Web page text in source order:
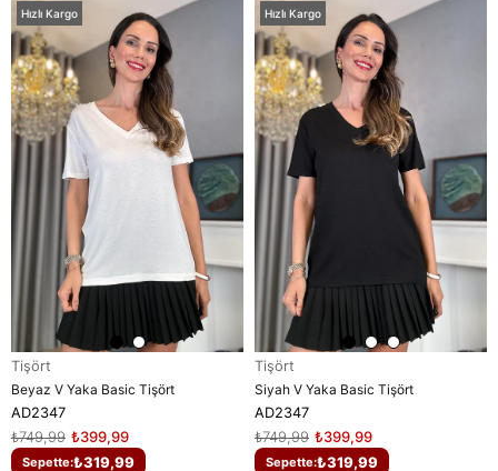
Tişört
Beyaz V Yaka Basic Tişört
AD2347
₺399,99
₺749,99
Sepette:₺319,99
Hızlı Kargo
Tişört
Siyah V Yaka Basic Tişört
AD2347
₺399,99
₺749,99
Sepette:₺319,99
Hızlı Kargo